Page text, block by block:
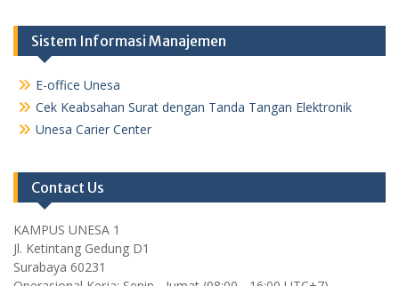
Sistem Informasi Manajemen
E-office Unesa
Cek Keabsahan Surat dengan Tanda Tangan Elektronik
Unesa Carier Center
Contact Us
KAMPUS UNESA 1
Jl. Ketintang Gedung D1
Surabaya 60231